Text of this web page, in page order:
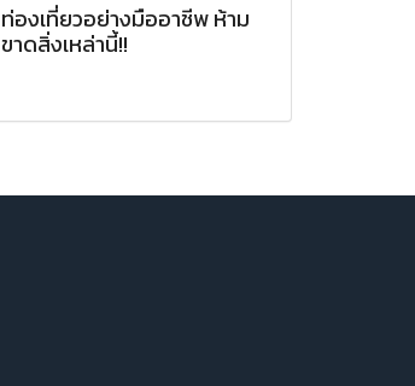
ท่องเที่ยวอย่างมืออาชีพ ห้าม
ขาดสิ่งเหล่านี้!!